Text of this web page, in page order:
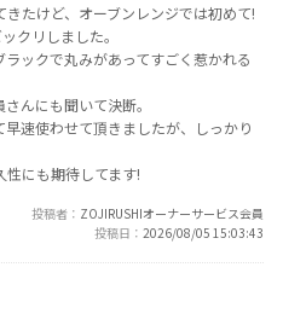
たけど、オーブンレンジでは初めて!
クリしました。
ックで丸みがあってすごく惹かれる
んにも聞いて決断。
速使わせて頂きましたが、しっかり
にも期待してます!
投稿者
ZOJIRUSHIオーナーサービス会員
投稿日
2026/08/05 15:03:43